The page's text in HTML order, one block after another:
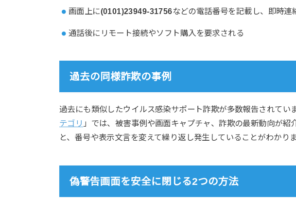
画面上に(0101)23949-31756などの電話番号を記載し、即時連
通話後にリモート接続やソフト購入を要求される
過去の同様詐欺の事例
過去にも類似したウイルス感染サポート詐欺が多数報告されてい
テゴリ 」では、被害事例や画面キャプチャ、詐欺の最新動向が紹
と、番号や表示文言を変えて繰り返し発生していることがわかりま
偽警告画面を安全に閉じる2つの方法